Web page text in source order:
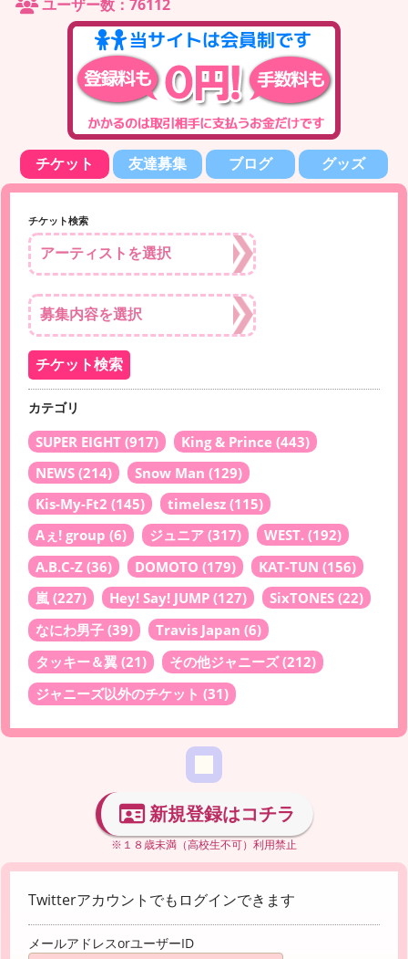
ユーザー数：76112
チケット 友達募集 ブログ グッズ
チケット検索
カテゴリ
SUPER EIGHT (917) King & Prince (443)
NEWS (214) Snow Man (129)
Kis-My-Ft2 (145) timelesz (115)
Aぇ! group (6) ジュニア (317) WEST. (192)
A.B.C-Z (36) DOMOTO (179) KAT-TUN (156)
嵐 (227) Hey! Say! JUMP (127) SixTONES (22)
なにわ男子 (39) Travis Japan (6)
タッキー＆翼 (21) その他ジャニーズ(212)
ジャニーズ以外のチケット (31)
新規登録はコチラ
※１８歳未満（高校生不可）利用禁止
Twitterアカウントでもログインできます
メールアドレスorユーザーID